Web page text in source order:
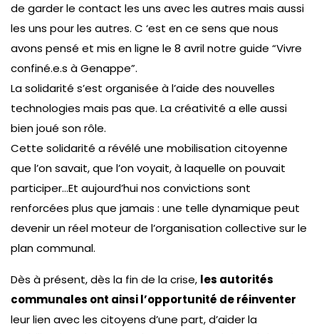
de garder le contact les uns avec les autres mais aussi
les uns pour les autres. C ‘est en ce sens que nous
avons pensé et mis en ligne le 8 avril notre guide “Vivre
confiné.e.s à Genappe”.
La solidarité s’est organisée à l’aide des nouvelles
technologies mais pas que. La créativité a elle aussi
bien joué son rôle.
Cette solidarité a révélé une mobilisation citoyenne
que l’on savait, que l’on voyait, à laquelle on pouvait
participer…Et aujourd’hui nos convictions sont
renforcées plus que jamais : une telle dynamique peut
devenir un réel moteur de l’organisation collective sur le
plan communal.
Dès à présent, dès la fin de la crise, les autorités
communales ont ainsi l’opportunité de réinventer
leur lien avec les citoyens d’une part, d’aider la